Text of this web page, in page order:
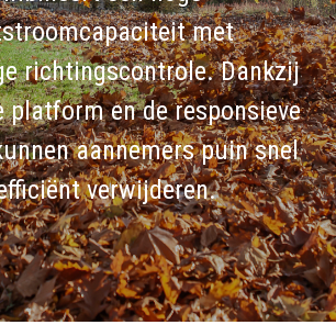
met
richtingscontrole. Dankzij
platform en de responsieve
aannemers puin snel
verwijderen.